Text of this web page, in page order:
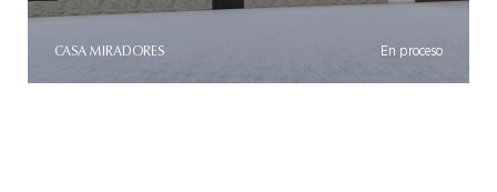
CASA MIRADORES En proceso